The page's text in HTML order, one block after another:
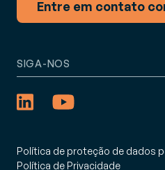
Entre em contato
Política de proteção de dados
Política de Privacidade
SIGA-NOS